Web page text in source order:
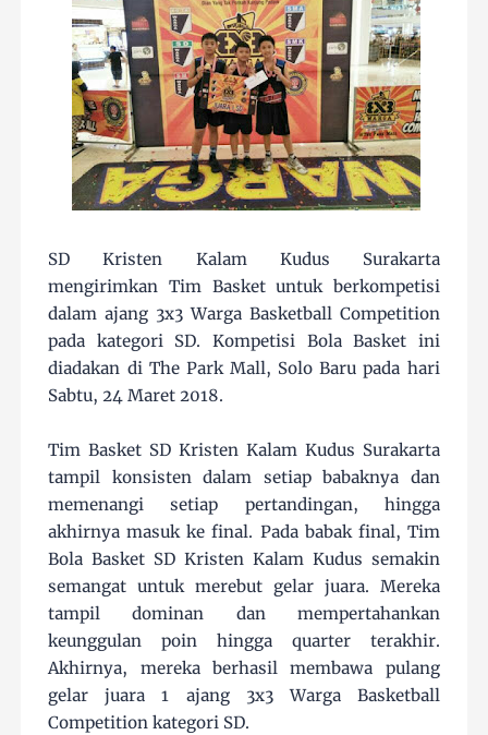
SD Kristen Kalam Kudus Surakarta
mengirimkan Tim Basket untuk berkompetisi
dalam ajang 3x3 Warga Basketball Competition
pada kategori SD. Kompetisi Bola Basket ini
diadakan di The Park Mall, Solo Baru pada hari
Sabtu, 24 Maret 2018.
Tim Basket SD Kristen Kalam Kudus Surakarta
tampil konsisten dalam setiap babaknya dan
memenangi setiap pertandingan, hingga
akhirnya masuk ke final. Pada babak final, Tim
Bola Basket SD Kristen Kalam Kudus semakin
semangat untuk merebut gelar juara. Mereka
tampil dominan dan mempertahankan
keunggulan poin hingga quarter terakhir.
Akhirnya, mereka berhasil membawa pulang
gelar juara 1 ajang 3x3 Warga Basketball
Competition kategori SD.